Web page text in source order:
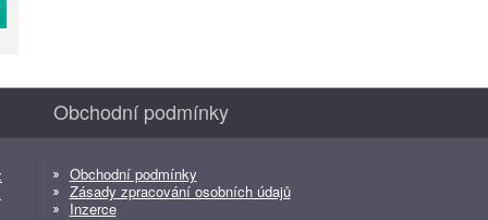
Obchodní podmínky
Obchodní podmínky
Zásady zpracování osobních údajů
Inzerce